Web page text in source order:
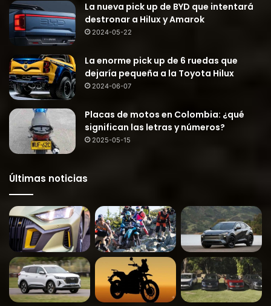
La nueva pick up de BYD que intentará
destronar a Hilux y Amarok
2024-05-22
La enorme pick up de 6 ruedas que
dejaría pequeña a la Toyota Hilux
2024-06-07
Placas de motos en Colombia: ¿qué
significan las letras y números?
2025-05-15
Últimas noticias